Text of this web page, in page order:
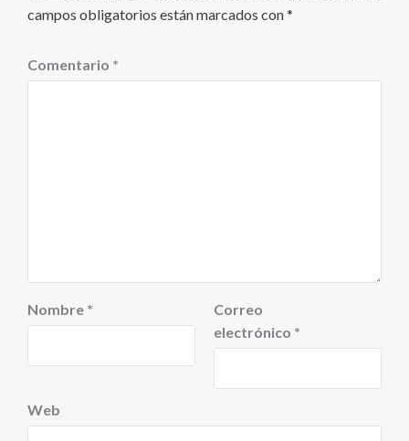
campos obligatorios están marcados con*
Comentario *
Nombre *
Correo
electrónico *
Web